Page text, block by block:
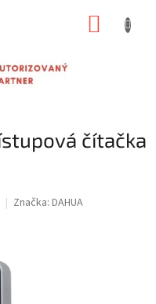
čítačka
Značka: DAHUA